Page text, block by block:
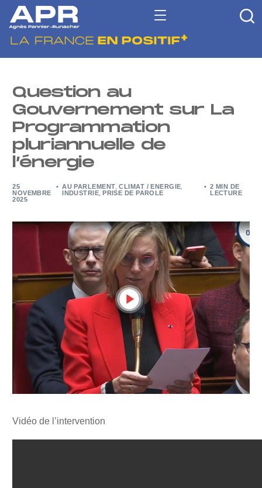
Question au
Gouvernement sur La
Programmation
pluriannuelle de
l’énergie
25
NOVEMBRE
2025
AU PARLEMENT ,CLIMAT / ENERGIE
INDUSTRIE ,PRISE DE PAROLE
2 MIN DE
LECTURE
Vidéo de l’intervention